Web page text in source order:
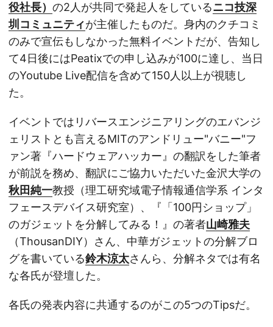
役社長） の2人が共同で発起人をしているニコ技深
圳コミュニティが主催したものだ。身内のクチコミ
のみで宣伝もしなかった無料イベントだが、告知し
て4日後にはPeatixでの申し込みが100に達し、当日
のYoutube Live配信を含めて150人以上が視聴し
た。
イベントではリバースエンジニアリングのエバンジ
ェリストとも言えるMITのアンドリュー"バニー"フ
ァン著『ハードウェアハッカー』の翻訳をした筆者
が前説を務め、翻訳にご協力いただいた金沢大学の
秋田純一教授（理工研究域電子情報通信学系 インタ
フェースデバイス研究室）、『「100円ショップ」
のガジェットを分解してみる！』の著者山崎雅夫
（ThousanDIY）さん、中華ガジェットの分解ブロ
グを書いている鈴木涼太さんら、分解ネタでは有名
な各氏が登壇した。
各氏の発表内容に共通するのがこの5つのTipsだ。